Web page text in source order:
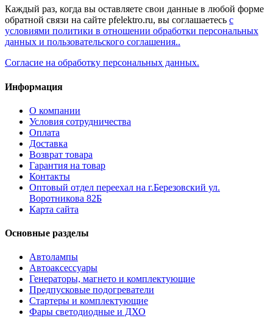
Каждый раз, когда вы оставляете свои данные в любой форме
обратной связи на сайте pfelektro.ru, вы соглашаетесь с
условиями политики в отношении обработки персональных
данных и пользовательского соглашения..
Согласие на обработку персональных данных.
Информация
О компании
Условия сотрудничества
Оплата
Доставка
Возврат товара
Гарантия на товар
Контакты
Оптовый отдел переехал на г.Березовский ул.
Воротникова 82Б
Карта сайта
Основные разделы
Автолампы
Автоаксессуары
Генераторы, магнето и комплектующие
Предпусковые подогреватели
Стартеры и комплектующие
Фары светодиодные и ДХО